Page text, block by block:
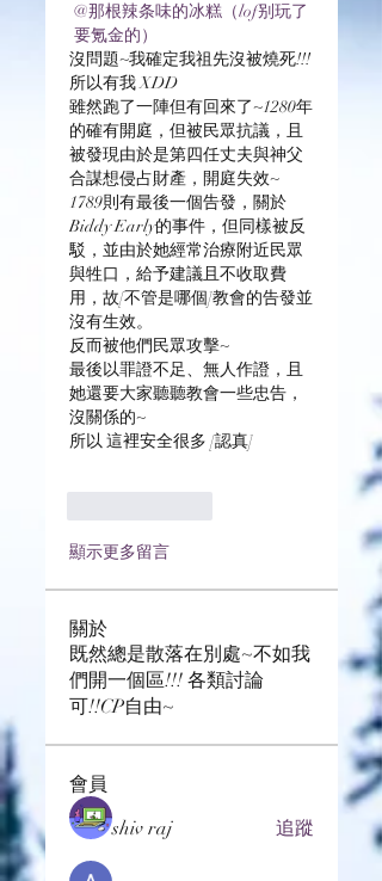
@那根辣条味的冰糕（lof别玩了
要氪金的）
沒問題~我確定我祖先沒被燒死!!!
所以有我 XDD
雖然跑了一陣但有回來了~1280年
的確有開庭，但被民眾抗議，且
被發現由於是第四任丈夫與神父
合謀想侵占財產，開庭失效~
1789則有最後一個告發，關於
Biddy Early的事件，但同樣被反
駁，並由於她經常治療附近民眾
與牲口，給予建議且不收取費
用，故[不管是哪個]教會的告發並
沒有生效。
反而被他們民眾攻擊~
最後以罪證不足、無人作證，且
她還要大家聽聽教會一些忠告，
沒關係的~
所以 這裡安全很多 [認真]
顯示更多留言
關於
既然總是散落在別處~不如我
們開一個區!!! 各類討論
可!!CP自由~
會員
shiv raj 追蹤